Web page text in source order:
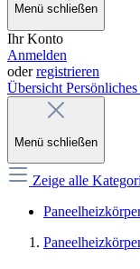
Menü schließen
Ihr Konto
Anmelden
oderregistrieren
Übersicht
Menü schließen
Zeige alle